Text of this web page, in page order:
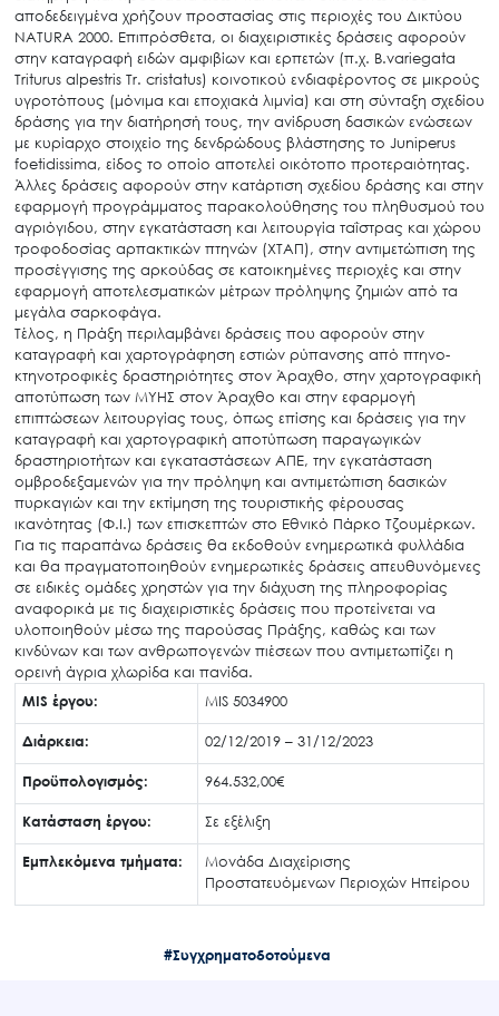
Search
for:
Ο.ΦΥ.ΠΕ.Κ.Α.
Νέα – Δημοσιότητα
Άξονες δράσης
Μ.Δ.Π.Π.
Έργα
Εισιτήρια
Επικοινωνία
αποδεδειγμένα χρήζουν προστασίας στις περιοχές του Δικτύου
NATURA 2000. Επιπρόσθετα, οι διαχειριστικές δράσεις αφορούν
στην καταγραφή ειδών αμφιβίων και ερπετών (π.χ. Β.variegata
Triturus alpestris Tr. cristatus) κοινοτικού ενδιαφέροντος σε μικρούς
υγροτόπους (μόνιμα και εποχιακά λιμνία) και στη σύνταξη σχεδίου
δράσης για την διατήρησή τους, την ανίδρυση δασικών ενώσεων
με κυρίαρχο στοιχείο της δενδρώδους βλάστησης το Juniperus
foetidissima, είδος το οποίο αποτελεί οικότοπο προτεραιότητας.
Άλλες δράσεις αφορούν στην κατάρτιση σχεδίου δράσης και στην
εφαρμογή προγράμματος παρακολούθησης του πληθυσμού του
αγριόγιδου, στην εγκατάσταση και λειτουργία ταΐστρας και χώρου
τροφοδοσίας αρπακτικών πτηνών (ΧΤΑΠ), στην αντιμετώπιση της
προσέγγισης της αρκούδας σε κατοικημένες περιοχές και στην
εφαρμογή αποτελεσματικών μέτρων πρόληψης ζημιών από τα
μεγάλα σαρκοφάγα.
Τέλος, η Πράξη περιλαμβάνει δράσεις που αφορούν στην
καταγραφή και χαρτογράφηση εστιών ρύπανσης από πτηνο-
κτηνοτροφικές δραστηριότητες στον Άραχθο, στην χαρτογραφική
αποτύπωση των ΜΥΗΣ στον Άραχθο και στην εφαρμογή
επιπτώσεων λειτουργίας τους, όπως επίσης και δράσεις για την
καταγραφή και χαρτογραφική αποτύπωση παραγωγικών
δραστηριοτήτων και εγκαταστάσεων ΑΠΕ, την εγκατάσταση
ομβροδεξαμενών για την πρόληψη και αντιμετώπιση δασικών
πυρκαγιών και την εκτίμηση της τουριστικής φέρουσας
ικανότητας (Φ.Ι.) των επισκεπτών στο Εθνικό Πάρκο Τζουμέρκων.
Για τις παραπάνω δράσεις θα εκδοθούν ενημερωτικά φυλλάδια
και θα πραγματοποιηθούν ενημερωτικές δράσεις απευθυνόμενες
σε ειδικές ομάδες χρηστών για την διάχυση της πληροφορίας
αναφορικά με τις διαχειριστικές δράσεις που προτείνεται να
υλοποιηθούν μέσω της παρούσας Πράξης, καθώς και των
κινδύνων και των ανθρωπογενών πιέσεων που αντιμετωπίζει η
ορεινή άγρια χλωρίδα και πανίδα.
MIS έργου:
MIS 5034900
Διάρκεια: 02/12/2019 – 31/12/2023
Προϋπολογισμός: 964.532,00€
Κατάσταση έργου: Σε εξέλιξη
Εμπλεκόμενα τμήματα:
Μονάδα Διαχείρισης
Προστατευόμενων Περιοχών Ηπείρου
#Συγχρηματοδοτούμενα